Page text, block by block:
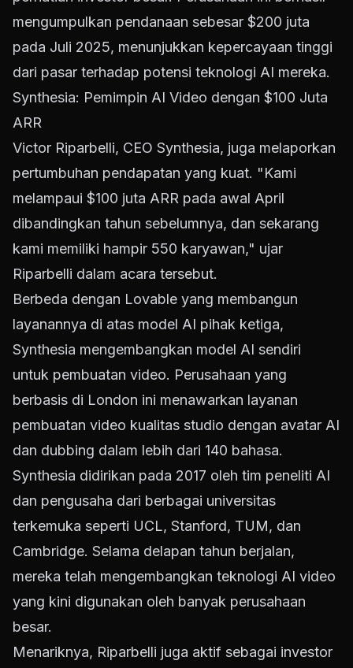
mengumpulkan pendanaan sebesar $200 juta
pada Juli 2025, menunjukkan kepercayaan tinggi
dari pasar terhadap potensi teknologi AI mereka.
Synthesia: Pemimpin AI Video dengan $100 Juta
ARR
Victor Riparbelli, CEO Synthesia, juga melaporkan
pertumbuhan pendapatan yang kuat. "Kami
melampaui $100 juta ARR pada awal April
dibandingkan tahun sebelumnya, dan sekarang
kami memiliki hampir 550 karyawan," ujar
Riparbelli dalam acara tersebut.
Berbeda dengan Lovable yang membangun
layanannya di atas model AI pihak ketiga,
Synthesia mengembangkan model AI sendiri
untuk pembuatan video. Perusahaan yang
berbasis di London ini menawarkan layanan
pembuatan video kualitas studio dengan avatar AI
dan dubbing dalam lebih dari 140 bahasa.
Synthesia didirikan pada 2017 oleh tim peneliti AI
dan pengusaha dari berbagai universitas
terkemuka seperti UCL, Stanford, TUM, dan
Cambridge. Selama delapan tahun berjalan,
mereka telah mengembangkan teknologi AI video
yang kini digunakan oleh banyak perusahaan
besar.
Menariknya, Riparbelli juga aktif sebagai investor